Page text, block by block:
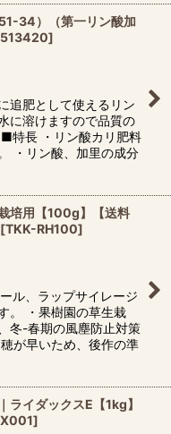
34）（第一リン酸加
]
追肥として使えるリン
に溶けますので品質の
特長 ・リン酸カリ肥料
・リン酸、加里の成分
培用【100g】【送料
[TKK-RH100]
ル、ラップサイレージ
。 ・果樹園の草生栽
冬-春期の風塵防止対策
が早いため、後作の準
ライダックスE【1kg】
]